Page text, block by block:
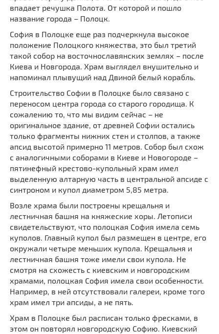
Мечети
Синагоги
Часовни
Кирхи
Кладбище
Культурные центры
Театры
Концертные залы
Выберите направление
впадает речушка Полота. От которой и пошло
название города – Полоцк.
София в Полоцке еще раз подчеркнула высокое
положение Полоцкого княжества, это был третий
такой собор на восточнославянских землях – после
Киева и Новгорода. Храм выглядел внушительно и
напоминал плывущий над Двиной белый корабль.
Строительство Софии в Полоцке было связано с
переносом центра города со старого городища. К
сожалению то, что мы видим сейчас – не
оригинальное здание, от древней Софии остались
только фрагменты нижних стен и столпов, а также
апсид высотой примерно 11 метров. Собор был схож
с аналогичными соборами в Киеве и Новогороде –
пятинефный крестово-купольный храм имел
выделенную алтарную часть в центральной апсиде с
синтроном и купол диаметром 5,85 метра.
Возле храма были построены крещальня и
лестничная башня на княжеские хоры. Летописи
свидетельствуют, что полоцкая София имела семь
куполов. Главный купол был размещен в центре, его
окружали четыре меньших купола. Крещальня и
лестничная башня тоже имели свои купола. Не
смотря на схожесть с киевским и новгородским
храмами, полоцкая София имела свои особенности.
Например, в ней отсутствовали галереи, кроме того
храм имел три апсиды, а не пять.
Храм в Полоцке был расписан только фресками, в
этом он повторял новгородскую Софию. Киевский